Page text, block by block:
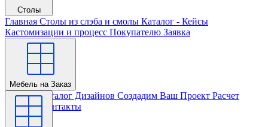
Столы
Главная Столы из слэба и смолы Каталог - Кейсы
Кастомизации и процесс Покупателю Заявка
Мебель на Заказ
Главная Каталог Дизайнов Создадим Ваш Проект Расчет
Проекта
Контакты